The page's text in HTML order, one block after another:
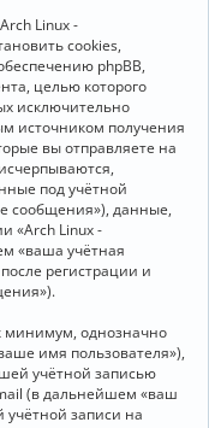
Linux -
cookies,
phpBB,
целью которого
исключительно
источником получения
вы отправляете на
под учётной
сообщения»), данные,
«Arch Linux -
«ваша учётная
регистрации и
минимум, однозначно
имя пользователя»),
учётной записью
(в дальнейшем «ваш
записи на